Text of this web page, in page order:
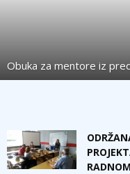
Obuka za mentore iz